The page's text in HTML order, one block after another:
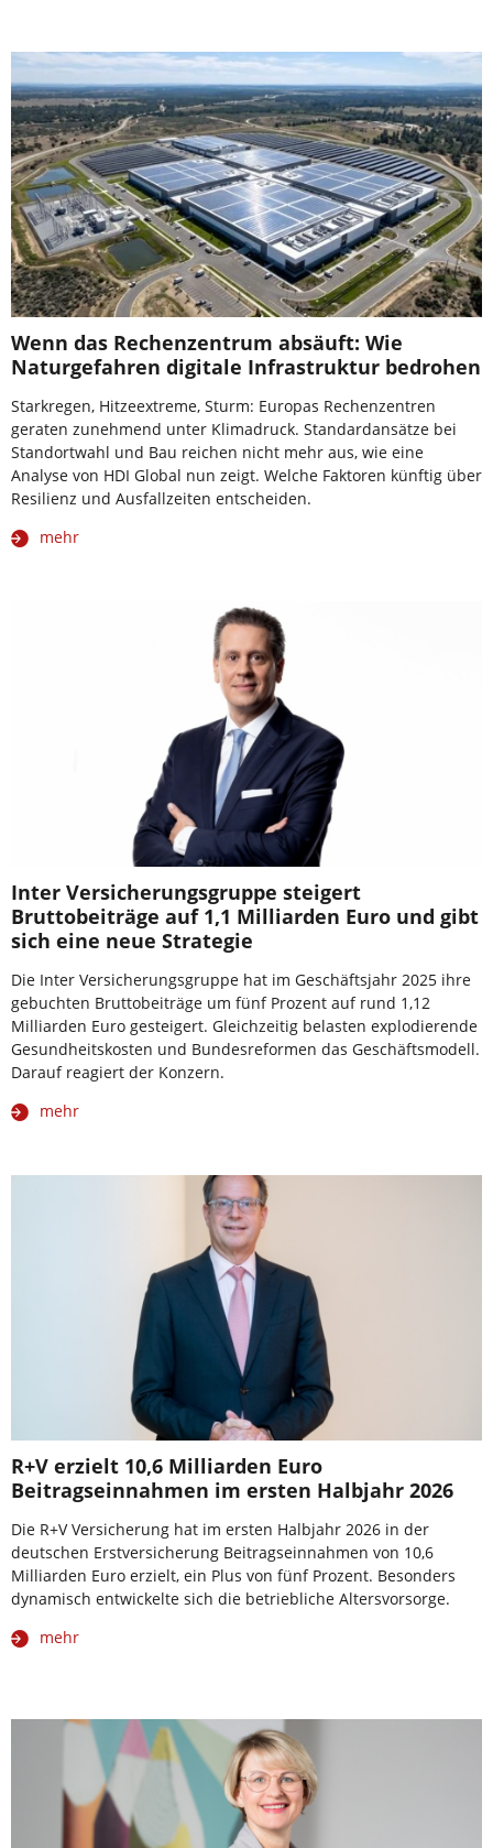
Wenn das Rechenzentrum absäuft: Wie
Naturgefahren digitale Infrastruktur bedrohen
Starkregen, Hitzeextreme, Sturm: Europas Rechenzentren
geraten zunehmend unter Klimadruck. Standardansätze bei
Standortwahl und Bau reichen nicht mehr aus, wie eine
Analyse von HDI Global nun zeigt. Welche Faktoren künftig über
Resilienz und Ausfallzeiten entscheiden.
mehr
Inter Versicherungsgruppe steigert
Bruttobeiträge auf 1,1 Milliarden Euro und gibt
sich eine neue Strategie
Die Inter Versicherungsgruppe hat im Geschäftsjahr 2025 ihre
gebuchten Bruttobeiträge um fünf Prozent auf rund 1,12
Milliarden Euro gesteigert. Gleichzeitig belasten explodierende
Gesundheitskosten und Bundesreformen das Geschäftsmodell.
Darauf reagiert der Konzern.
mehr
R+V erzielt 10,6 Milliarden Euro
Beitragseinnahmen im ersten Halbjahr 2026
Die R+V Versicherung hat im ersten Halbjahr 2026 in der
deutschen Erstversicherung Beitragseinnahmen von 10,6
Milliarden Euro erzielt, ein Plus von fünf Prozent. Besonders
dynamisch entwickelte sich die betriebliche Altersvorsorge.
mehr